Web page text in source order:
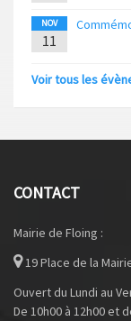
NOV
11
Voir tous les
CONTACT
Mairie de Floing :
19 Place de la
Ouvert du Lundi au
De 10h00 à 12h00 et